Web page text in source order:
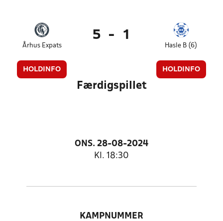
Århus Expats
HOLDINFO
5 - 1
Hasle B (6)
HOLDINFO
Færdigspillet
ONS. 28-08-2024
Kl. 18:30
KAMPNUMMER